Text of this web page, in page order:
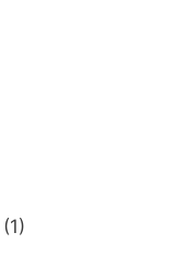
(1)